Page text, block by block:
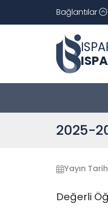
Bağlantılar
2025-
Yayın
Değerli